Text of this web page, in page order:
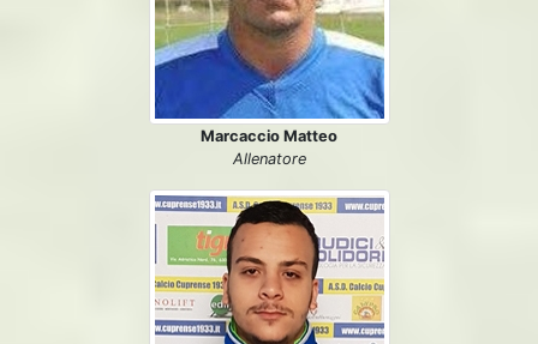
Marcaccio Matteo
Allenatore